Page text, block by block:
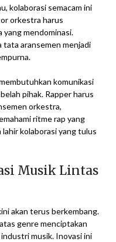
kolaborasi semacam ini
orkestra harus
mendominasi.
tata aransemen menjadi
komunikasi
pihak. Rapper harus
orkestra,
ritme rap yang
lahir kolaborasi yang tulus
Musik Lintas
akan terus berkembang.
genre menciptakan
musik. Inovasi ini